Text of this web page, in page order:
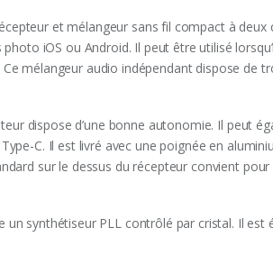
et mélangeur sans fil compact à
iOS ou Android. Il peut être utilisé
mélangeur audio indépendant dispose de
dispose d’une bonne autonomie. Il peut
C. Il est livré avec une poignée en
sur le dessus du récepteur convient
un synthétiseur PLL contrôlé par cristal. Il est